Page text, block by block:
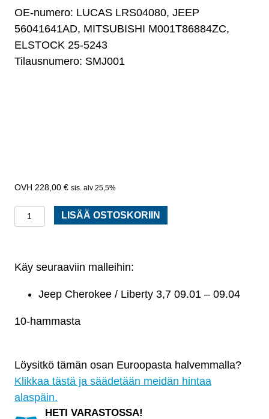
OE-numero: LUCAS LRS04080, JEEP
56041641AD, MITSUBISHI M001T86884ZC,
ELSTOCK 25-5243
Tilausnumero: SMJ001
228,00 € sis. alv 25,5%
Käynnistinmoottori:
Jeep
/
määrä
LISÄÄ OSTOSKORIIN
Käy seuraaviin malleihin:
Jeep Cherokee / Liberty 3,7 09.01 – 09.04
10-hammasta
Löysitkö tämän osan Euroopasta halvemmalla?
Klikkaa tästä ja säädetään meidän hintaa
alaspäin.
HETI VARASTOSSA!